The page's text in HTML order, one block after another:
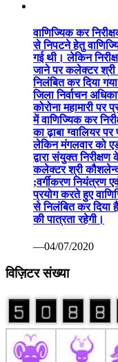
वाणिज्यिक कर
से निपटने हेतु
गई थी। लेकिन
जाने पर कलेक्टर श्री
निलंबित कर दिया
जिला निर्वाचन
कोरोना महामारी
में वाणिज्यिक कर
का ढ़ाबा ग्वालियर
लेकिन मंगलवार को
द्वारा संयुक्त
कलेक्टर श्री
;वर्गीकरण नियंत्रण
प्रयोग करते हुए
से निलंबित कर दिया
की पात्रता रहेगी।
—04/07/2020
विज़िटर संख्या